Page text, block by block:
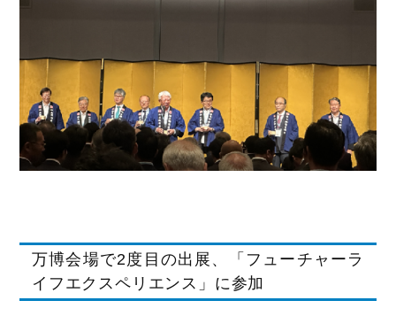
万博会場で2度目の出展、「フューチャーラ
イフエクスペリエンス」に参加